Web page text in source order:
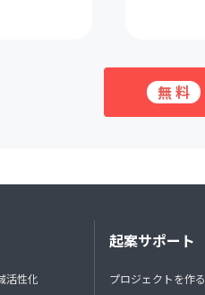
無料
活性化
起案サポート
プロジェクトを作る